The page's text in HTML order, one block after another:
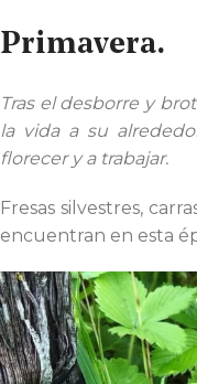
Primavera.
Tras el desborre y
la vida a su
florecer y a trabajar.
Fresas silvestres,
encuentran en esta